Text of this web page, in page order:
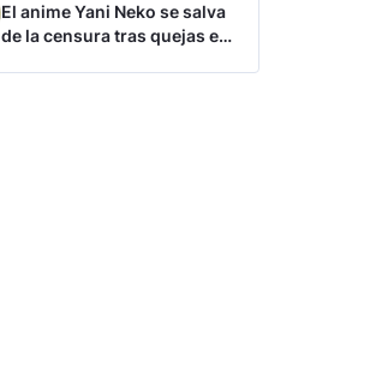
El anime Yani Neko se salva
de la censura tras quejas en